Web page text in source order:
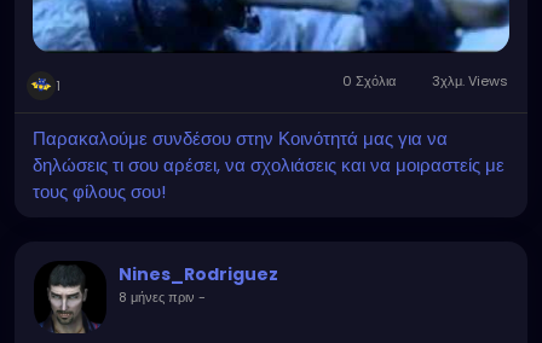
1 0 Σχόλια 3χλμ. Views
Παρακαλούμε συνδέσου στην Κοινότητά μας για να
δηλώσεις τι σου αρέσει, να σχολιάσεις και να μοιραστείς με
τους φίλους σου!
Nines_Rodriguez
8 μήνες πριν -